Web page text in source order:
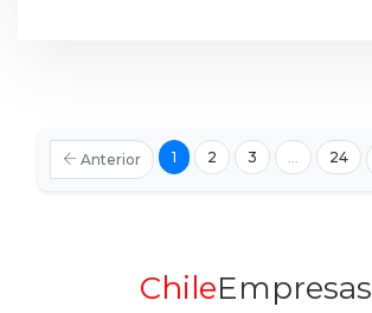
Anterior 1 2 3 ... 24
ChileEmpresas